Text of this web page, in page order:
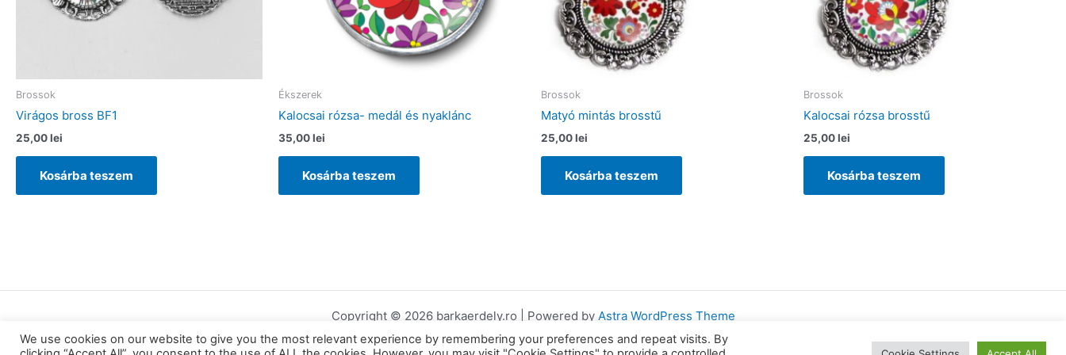
Brossok
Virágos bross BF1
25,00lei
Kosárba teszem
Ékszerek
Kalocsai rózsa- medál és nyaklánc
35,00lei
Kosárba teszem
Brossok
Matyó mintás brosstű
25,00lei
Kosárba teszem
Brossok
Kalocsai rózsa brosstű
25,00lei
Kosárba teszem
Copyright © 2026 barkaerdely.ro | Powered by Astra WordPress Theme
We use cookies on our website to give you the most relevant experience by remembering your preferences and repeat visits. By